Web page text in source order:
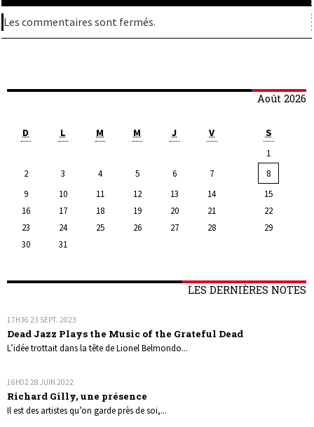
Août 2026
D L M M J V S
1
2
3 4 5 6 7
8
9
10 11 12 13 14
15
16
17 18 19 20 21
22
23
24 25 26 27 28
29
30
31
LES DERNIÈRES NOTES
17H36 23 SEPT. 2023
Dead Jazz Plays the Music of the Grateful Dead
L’idée trottait dans la tête de Lionel Belmondo...
16H02 28 JUIN 2022
Richard Gilly, une présence
Il est des artistes qu’on garde près de soi,...
Les commentaires sont fermés.